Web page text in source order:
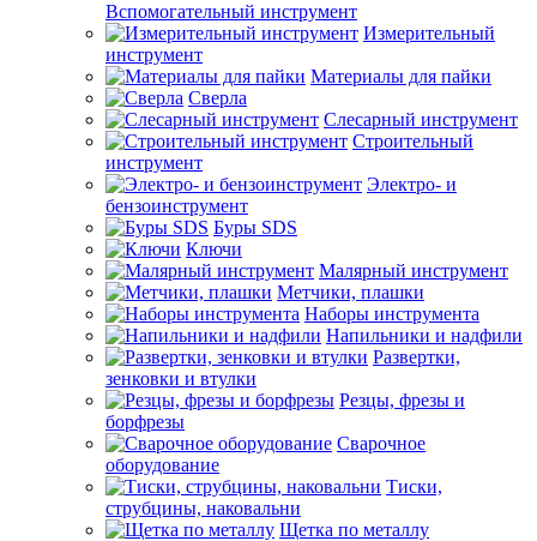
Вспомогательный инструмент
Измерительный
инструмент
Материалы для пайки
Сверла
Слесарный инструмент
Строительный
инструмент
Электро- и
бензоинструмент
Буры SDS
Ключи
Малярный инструмент
Метчики, плашки
Наборы инструмента
Напильники и надфили
Развертки,
зенковки и втулки
Резцы, фрезы и
борфрезы
Сварочное
оборудование
Тиски,
струбцины, наковальни
Щетка по металлу